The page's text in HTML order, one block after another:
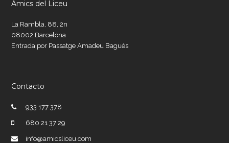
Amics del Liceu
La Rambla, 88, 2n
08002 Barcelona
Entrada por Passatge Amadeu Bagués
Contacto
933 177 378
680 21 37 29
info@amicsliceu.com